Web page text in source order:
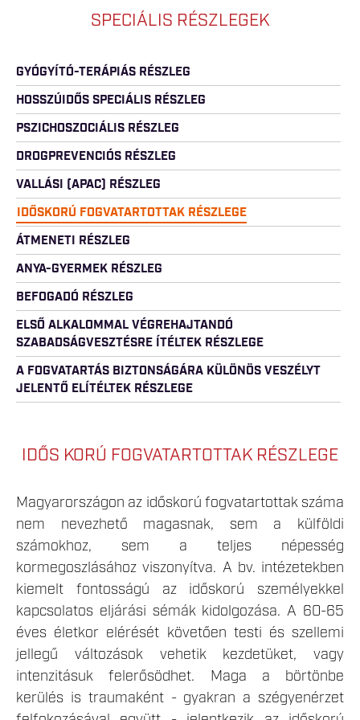
SPECIÁLIS RÉSZLEGEK
GYÓGYÍTÓ-TERÁPIÁS RÉSZLEG
HOSSZÚIDŐS SPECIÁLIS RÉSZLEG
PSZICHOSZOCIÁLIS RÉSZLEG
DROGPREVENCIÓS RÉSZLEG
VALLÁSI (APAC) RÉSZLEG
IDŐSKORÚ FOGVATARTOTTAK RÉSZLEGE
ÁTMENETI RÉSZLEG
ANYA-GYERMEK RÉSZLEG
BEFOGADÓ RÉSZLEG
ELSŐ ALKALOMMAL VÉGREHAJTANDÓ
SZABADSÁGVESZTÉSRE ÍTÉLTEK RÉSZLEGE
A FOGVATARTÁS BIZTONSÁGÁRA KÜLÖNÖS VESZÉLYT
JELENTŐ ELÍTÉLTEK RÉSZLEGE
IDŐS KORÚ FOGVATARTOTTAK RÉSZLEGE
Magyarországon az időskorú fogvatartottak száma
nem nevezhető magasnak, sem a külföldi
számokhoz, sem a teljes népesség
kormegoszlásához viszonyítva. A bv. intézetekben
kiemelt fontosságú az időskorú személyekkel
kapcsolatos eljárási sémák kidolgozása. A 60-65
éves életkor elérését követően testi és szellemi
jellegű változások vehetik kezdetüket, vagy
intenzitásuk felerősödhet. Maga a börtönbe
kerülés is traumaként - gyakran a szégyenérzet